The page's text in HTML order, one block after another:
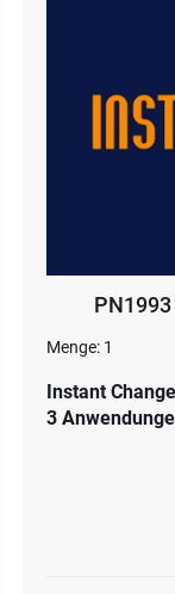
Menge: 1
Instant Change
3